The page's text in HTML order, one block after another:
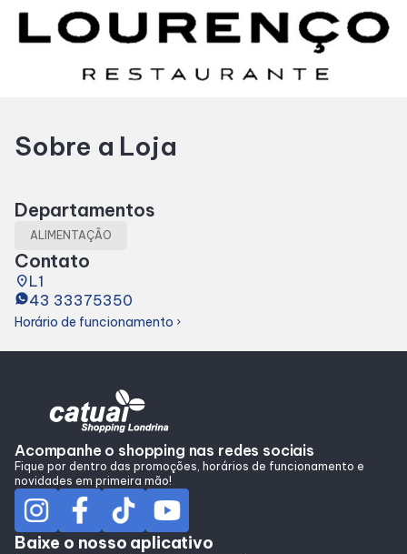
Horários
Cinema
Fique por Dentro
Lojas e Restaurantes
Alimentação
Programa de Benefícios
Sobre a Loja
Departamentos
ALIMENTAÇÃO
Contato
placeL1
43 33375350
Horário de funcionamento chevron_right
Acompanhe o shopping nas redes sociais
Fique por dentro das promoções, horários de funcionamento e
novidades em primeira mão!
Baixe o nosso aplicativo